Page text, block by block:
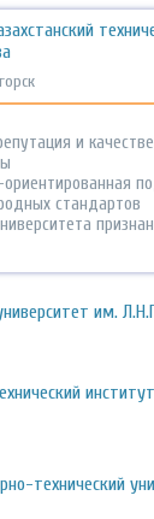
и
ориентированная
стандартов
им.
технический